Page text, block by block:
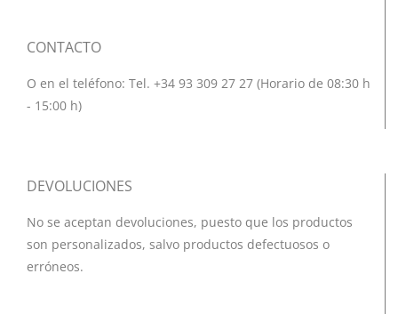
CONTACTO
O en el teléfono: Tel. +34 93 309 27 27 (Horario de 08:30 h
- 15:00 h)
DEVOLUCIONES
No se aceptan devoluciones, puesto que los productos
son personalizados, salvo productos defectuosos o
erróneos.